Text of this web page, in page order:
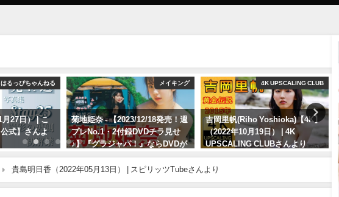
はるっぴちゃんねる
月27日） | こ
式】さんよ
メイキング
菊地姫奈 - 【2023/12/18発売！週
プレNo.1・2付録DVDチラ見せ
♪】『グラジャパ！』ならDVDが
視聴できる♪ #菊地姫奈 Hina
Kikuchi（2023年12月15日） | 週
プレChannel【集英社 週刊プレ
4K UPSCALING CLUB
吉岡里帆(Riho Yoshioka)【4K】
（2022年10月19日） | 4K
UPSCALING CLUBさんより
貴島明日香（2022年05月13日） | スピリッツTubeさんより